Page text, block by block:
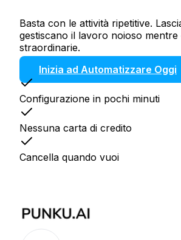
Basta con le attività ripetitive.
gestiscano il lavoro noioso
straordinarie.
Inizia ad Automatizzare Oggi
Configurazione in pochi minuti
Nessuna carta di credito
Cancella quando vuoi